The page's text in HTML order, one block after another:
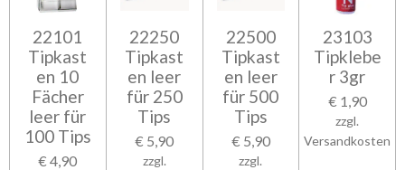
22101
Tipkast
en 10
Fächer
leer für
100 Tips
€ 4,90
22250
Tipkast
en leer
für 250
Tips
€ 5,90
zzgl.
22500
Tipkast
en leer
für 500
Tips
€ 5,90
zzgl.
23103
Tipklebe
r 3gr
€ 1,90
zzgl.
Versandkosten